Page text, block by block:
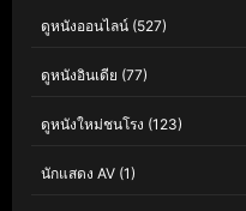
ดูหนังออนไลน์ (527)
ดูหนังอินเดีย (77)
ดูหนังใหม่ชนโรง (123)
นักแสดง AV (1)